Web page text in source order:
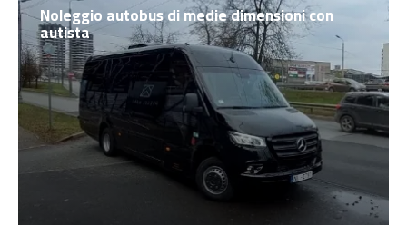
Noleggio autobus di medie dimensioni con
autista